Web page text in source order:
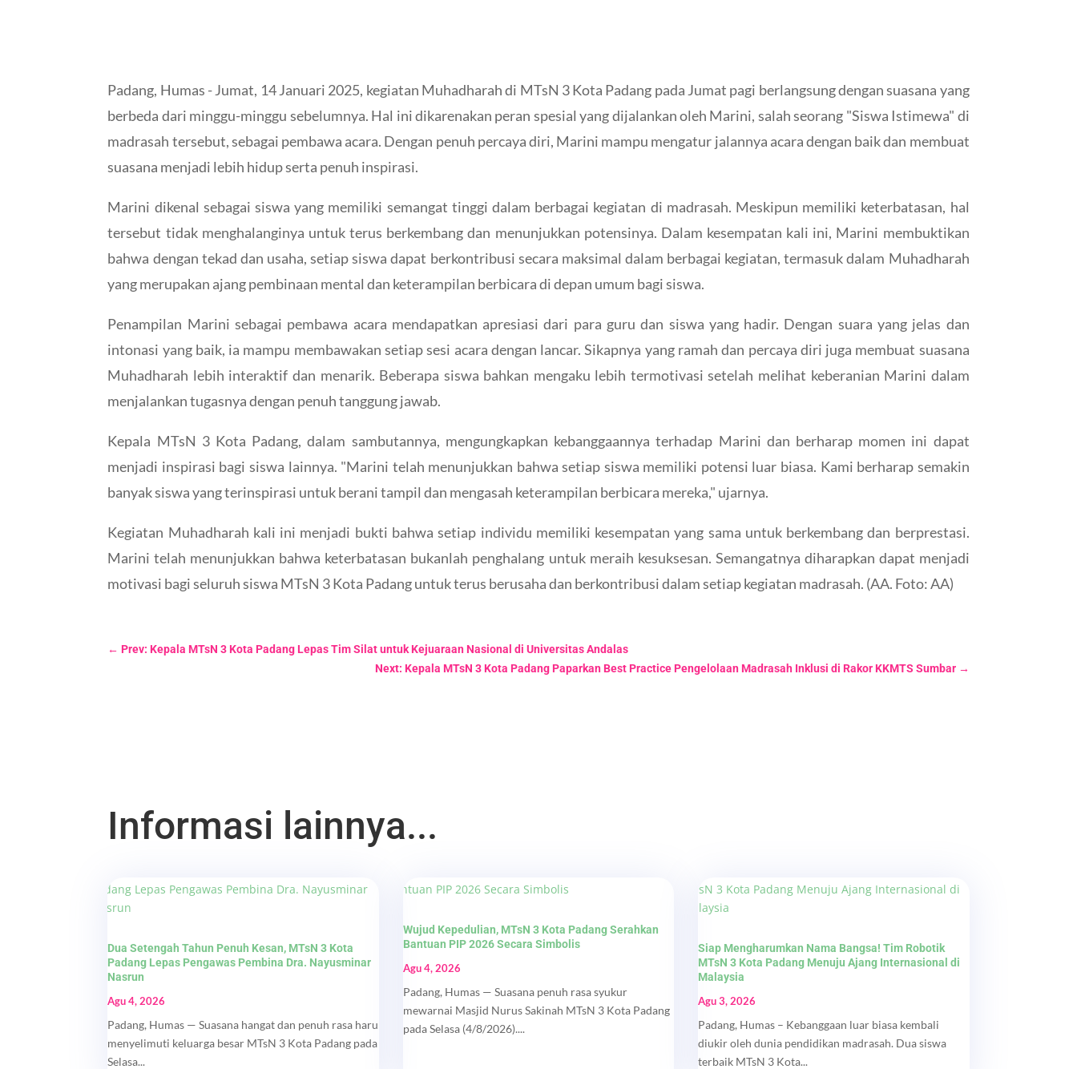
Padang, Humas - Jumat, 14 Januari 2025, kegiatan Muhadharah di MTsN 3 Kota Padang pada Jumat pagi berlangsung dengan suasana yang
berbeda dari minggu-minggu sebelumnya. Hal ini dikarenakan peran spesial yang dijalankan oleh Marini, salah seorang "Siswa Istimewa" di
madrasah tersebut, sebagai pembawa acara. Dengan penuh percaya diri, Marini mampu mengatur jalannya acara dengan baik dan membuat
suasana menjadi lebih hidup serta penuh inspirasi.
Marini dikenal sebagai siswa yang memiliki semangat tinggi dalam berbagai kegiatan di madrasah. Meskipun memiliki keterbatasan, hal
tersebut tidak menghalanginya untuk terus berkembang dan menunjukkan potensinya. Dalam kesempatan kali ini, Marini membuktikan
bahwa dengan tekad dan usaha, setiap siswa dapat berkontribusi secara maksimal dalam berbagai kegiatan, termasuk dalam Muhadharah
yang merupakan ajang pembinaan mental dan keterampilan berbicara di depan umum bagi siswa.
Penampilan Marini sebagai pembawa acara mendapatkan apresiasi dari para guru dan siswa yang hadir. Dengan suara yang jelas dan
intonasi yang baik, ia mampu membawakan setiap sesi acara dengan lancar. Sikapnya yang ramah dan percaya diri juga membuat suasana
Muhadharah lebih interaktif dan menarik. Beberapa siswa bahkan mengaku lebih termotivasi setelah melihat keberanian Marini dalam
menjalankan tugasnya dengan penuh tanggung jawab.
Kepala MTsN 3 Kota Padang, dalam sambutannya, mengungkapkan kebanggaannya terhadap Marini dan berharap momen ini dapat
menjadi inspirasi bagi siswa lainnya. "Marini telah menunjukkan bahwa setiap siswa memiliki potensi luar biasa. Kami berharap semakin
banyak siswa yang terinspirasi untuk berani tampil dan mengasah keterampilan berbicara mereka," ujarnya.
Kegiatan Muhadharah kali ini menjadi bukti bahwa setiap individu memiliki kesempatan yang sama untuk berkembang dan berprestasi.
Marini telah menunjukkan bahwa keterbatasan bukanlah penghalang untuk meraih kesuksesan. Semangatnya diharapkan dapat menjadi
motivasi bagi seluruh siswa MTsN 3 Kota Padang untuk terus berusaha dan berkontribusi dalam setiap kegiatan madrasah. (AA. Foto: AA)
←Prev: Kepala MTsN 3 Kota Padang Lepas Tim Silat untuk Kejuaraan Nasional di Universitas Andalas
Next: Kepala MTsN 3 Kota Padang Paparkan Best Practice Pengelolaan Madrasah Inklusi di Rakor KKMTS Sumbar→
Informasi lainnya...
Dua Setengah Tahun Penuh Kesan, MTsN 3 Kota
Padang Lepas Pengawas Pembina Dra. Nayusminar
Nasrun
Agu 4, 2026
Padang, Humas — Suasana hangat dan penuh rasa haru
menyelimuti keluarga besar MTsN 3 Kota Padang pada
Selasa...
Wujud Kepedulian, MTsN 3 Kota Padang Serahkan
Bantuan PIP 2026 Secara Simbolis
Agu 4, 2026
Padang, Humas — Suasana penuh rasa syukur
mewarnai Masjid Nurus Sakinah MTsN 3 Kota Padang
pada Selasa (4/8/2026)....
Siap Mengharumkan Nama Bangsa! Tim Robotik
MTsN 3 Kota Padang Menuju Ajang Internasional di
Malaysia
Agu 3, 2026
Padang, Humas – Kebanggaan luar biasa kembali
diukir oleh dunia pendidikan madrasah. Dua siswa
terbaik MTsN 3 Kota...